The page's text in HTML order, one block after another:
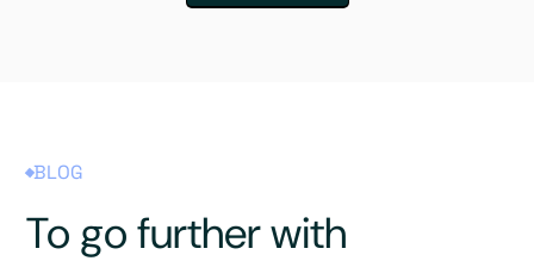
BLOG
To go further with